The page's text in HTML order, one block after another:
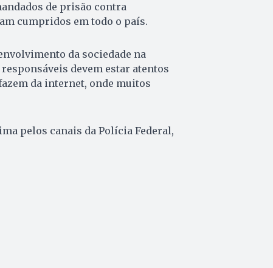
de prisão contra
cumpridos em todo o país.
da sociedade na
devem estar atentos
da internet, onde muitos
pelos canais da Polícia Federal,